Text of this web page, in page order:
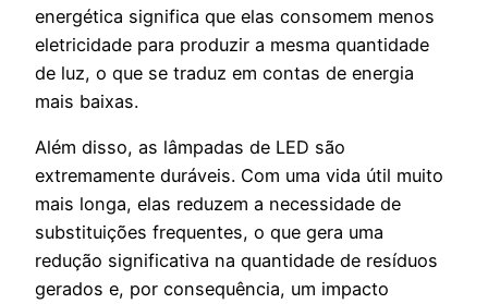
energética significa que elas consomem menos
eletricidade para produzir a mesma quantidade
de luz, o que se traduz em contas de energia
mais baixas.
Além disso, as lâmpadas de LED são
extremamente duráveis. Com uma vida útil muito
mais longa, elas reduzem a necessidade de
substituições frequentes, o que gera uma
redução significativa na quantidade de resíduos
gerados e, por consequência, um impacto